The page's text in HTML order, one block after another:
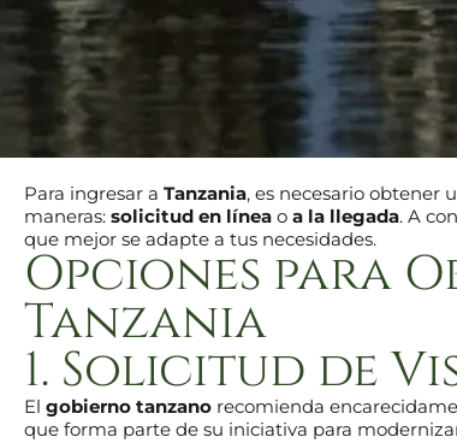
Para ingresar a Tanzania, es necesario obtener
maneras: solicitud en línea o a la llegada. A
que mejor se adapte a tus necesidades.
Opciones para
Tanzania
1. Solicitud de
El gobierno tanzano recomienda
que forma parte de su iniciativa para